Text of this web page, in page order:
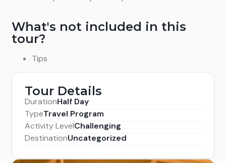
What's not included in this
tour?
Tips
Tour Details
DurationHalf Day
TypeTravel Program
Activity LevelChallenging
DestinationUncategorized